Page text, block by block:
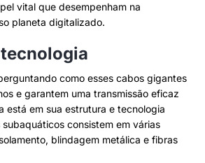
vital que desempenham na
planeta digitalizado.
como esses cabos gigantes
e garantem uma transmissão eficaz
está em sua estrutura e tecnologia
consistem em várias
blindagem metálica e fibras